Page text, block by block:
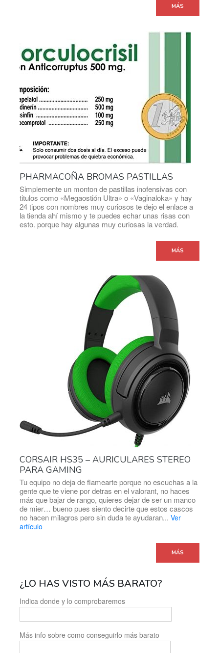
MÁS
PHARMACOÑA BROMAS PASTILLAS
Simplemente un monton de pastillas inofensivas con
titulos como «Megaostión Ultra» o «Vaginaloka» y hay
24 tipos con nombres muy curiosos te dejo el enlace a
la tienda ahí mismo y te puedes echar unas risas con
esto. porque hay algunas muy curiosas la verdad.
MÁS
CORSAIR HS35 – AURICULARES STEREO
PARA GAMING
Tu equipo no deja de flamearte porque no escuchas a la
gente que te viene por detras en el valorant, no haces
más que bajar de rango, quieres dejar de ser un manco
de mier… bueno pues siento decirte que estos cascos
no hacen milagros pero sin duda te ayudaran... Ver
artículo
MÁS
¿LO HAS VISTO MÁS BARATO?
Indica donde y lo comprobaremos
Más info sobre como conseguirlo más barato